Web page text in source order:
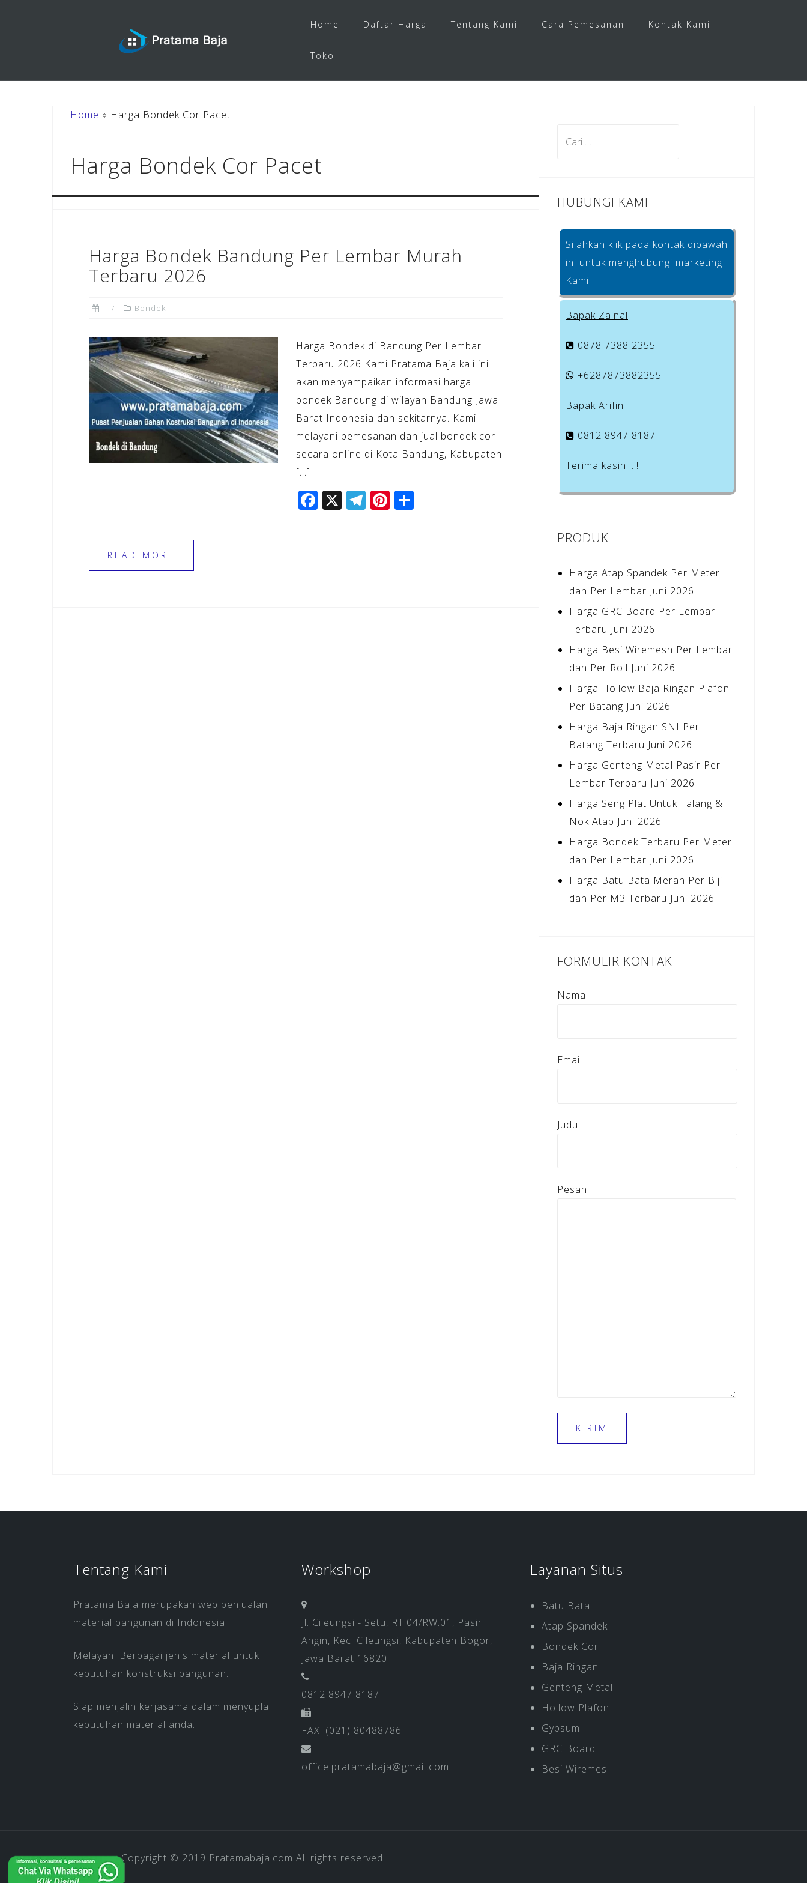
Home Daftar Harga Tentang Kami Cara Pemesanan Kontak Kami
Toko
Home » Harga Bondek Cor Pacet
Harga Bondek Cor Pacet
Harga Bondek Bandung Per Lembar Murah
Terbaru 2026
Bondek
Harga Bondek di Bandung Per Lembar
Terbaru 2026 Kami Pratama Baja kali ini
akan menyampaikan informasi harga
bondek Bandung di wilayah Bandung Jawa
Barat Indonesia dan sekitarnya. Kami
melayani pemesanan dan jual bondek cor
secara online di Kota Bandung, Kabupaten
[…]
F X T Pi S
READ MORE
HUBUNGI KAMI
Silahkan klik pada kontak dibawah
ini untuk menghubungi marketing
Kami.
Bapak Zainal
0878 7388 2355
+6287873882355
Bapak Arifin
0812 8947 8187
Terima kasih …!
PRODUK
Harga Atap Spandek Per Meter
dan Per Lembar Juni 2026
Harga GRC Board Per Lembar
Terbaru Juni 2026
Harga Besi Wiremesh Per Lembar
dan Per Roll Juni 2026
Harga Hollow Baja Ringan Plafon
Per Batang Juni 2026
Harga Baja Ringan SNI Per
Batang Terbaru Juni 2026
Harga Genteng Metal Pasir Per
Lembar Terbaru Juni 2026
Harga Seng Plat Untuk Talang &
Nok Atap Juni 2026
Harga Bondek Terbaru Per Meter
dan Per Lembar Juni 2026
Harga Batu Bata Merah Per Biji
dan Per M3 Terbaru Juni 2026
FORMULIR KONTAK
Nama
Email
Judul
Pesan
Tentang Kami
Pratama Baja merupakan web penjualan
material bangunan di Indonesia.
Melayani Berbagai jenis material untuk
kebutuhan konstruksi bangunan.
Siap menjalin kerjasama dalam menyuplai
kebutuhan material anda.
Workshop
Jl. Cileungsi - Setu, RT.04/RW.01, Pasir
Angin, Kec. Cileungsi, Kabupaten Bogor,
Jawa Barat 16820
0812 8947 8187
FAX: (021) 80488786
office.pratamabaja@gmail.com
Layanan Situs
Batu Bata
Atap Spandek
Bondek Cor
Baja Ringan
Genteng Metal
Hollow Plafon
Gypsum
GRC Board
Besi Wiremes
Copyright © 2019 Pratamabaja.com All rights reserved.